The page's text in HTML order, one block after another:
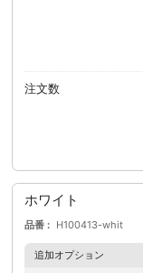
注文数
ホワイト
品番 H100413-whit
追加オプション